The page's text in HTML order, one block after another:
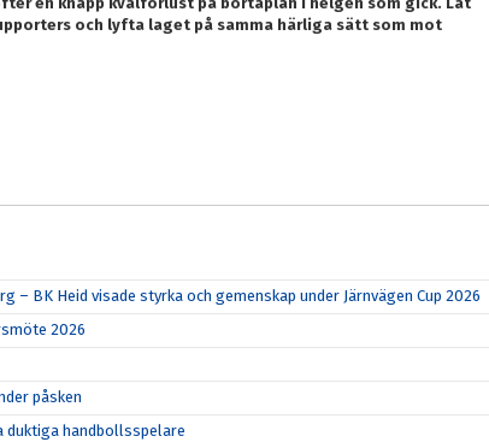
och lyfta laget på samma härliga sätt som mot
– BK Heid visade styrka och gemenskap under Järnvägen Cup 2026
2026
påsken
duktiga handbollsspelare